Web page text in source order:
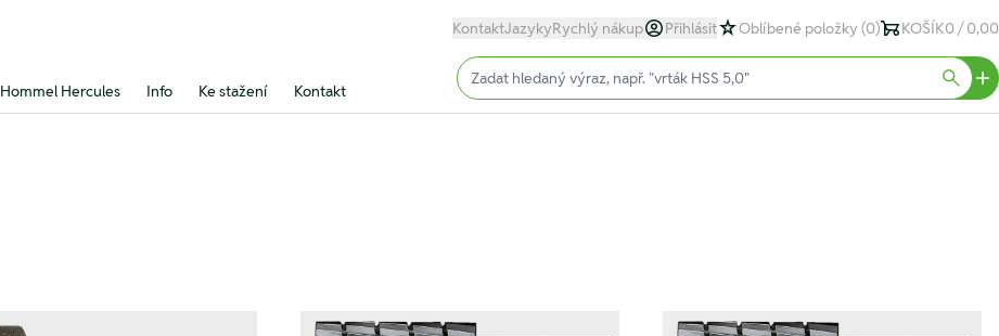
KontaktJazykyRychlý nákup Přihlásit Oblíbené položky (0) KOŠÍK0 / 0,00
Hommel Hercules Info Ke stažení Kontakt
Input (text)